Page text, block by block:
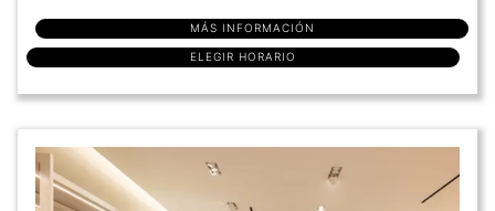
MÁS INFORMACIÓN
ELEGIR HORARIO